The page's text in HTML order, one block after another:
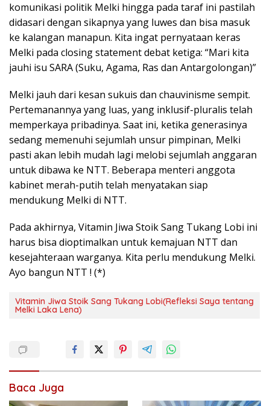
komunikasi politik Melki hingga pada taraf ini pastilah
didasari dengan sikapnya yang luwes dan bisa masuk
ke kalangan manapun. Kita ingat pernyataan keras
Melki pada closing statement debat ketiga: “Mari kita
jauhi isu SARA (Suku, Agama, Ras dan Antargolongan)”
Melki jauh dari kesan sukuis dan chauvinisme sempit.
Pertemanannya yang luas, yang inklusif-pluralis telah
memperkaya pribadinya. Saat ini, ketika generasinya
sedang memenuhi sejumlah unsur pimpinan, Melki
pasti akan lebih mudah lagi melobi sejumlah anggaran
untuk dibawa ke NTT. Beberapa menteri anggota
kabinet merah-putih telah menyatakan siap
mendukung Melki di NTT.
Pada akhirnya, Vitamin Jiwa Stoik Sang Tukang Lobi ini
harus bisa dioptimalkan untuk kemajuan NTT dan
kesejahteraan warganya. Kita perlu mendukung Melki.
Ayo bangun NTT ! (*)
Vitamin Jiwa Stoik Sang Tukang Lobi(Refleksi Saya tentang
Melki Laka Lena)
Baca Juga